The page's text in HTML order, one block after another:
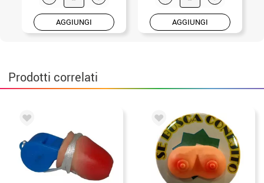
AGGIUNGI AGGIUNGI
Prodotti correlati